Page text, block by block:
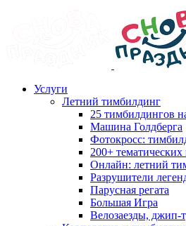
Услуги
Летний тимбилдинг
25 тимбилдингов
Машина Голдберга
Фотокросс:
200+ тематических
Онлайн: летний
Разрушители
Парусная регата
Большая Игра
Велозаезды, джип-